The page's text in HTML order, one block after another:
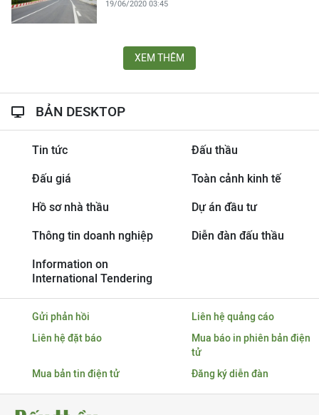
19/06/2020 03:45
XEM THÊM
BẢN DESKTOP
Tin tức Đấu thầu
Đấu giá Toàn cảnh kinh tế
Hồ sơ nhà thầu Dự án đầu tư
Thông tin doanh nghiệp Diễn đàn đấu thầu
Information on
International Tendering
Gửi phản hồi
Liên hệ quảng cáo
Liên hệ đặt báo
Mua báo in phiên bản điện
tử
Mua bản tin điện tử
Đăng ký diễn đàn